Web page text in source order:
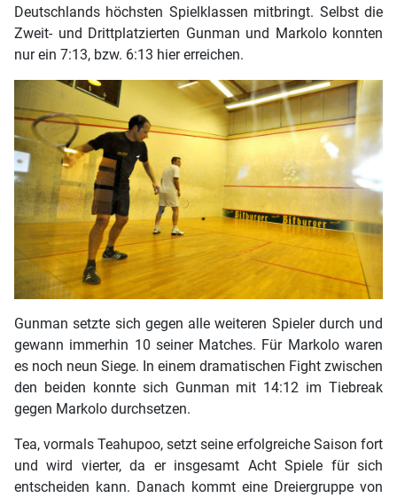
Deutschlands höchsten Spielklassen mitbringt. Selbst die
Zweit- und Drittplatzierten Gunman und Markolo konnten
nur ein 7:13, bzw. 6:13 hier erreichen.
Gunman setzte sich gegen alle weiteren Spieler durch und
gewann immerhin 10 seiner Matches. Für Markolo waren
es noch neun Siege. In einem dramatischen Fight zwischen
den beiden konnte sich Gunman mit 14:12 im Tiebreak
gegen Markolo durchsetzen.
Tea, vormals Teahupoo, setzt seine erfolgreiche Saison fort
und wird vierter, da er insgesamt Acht Spiele für sich
entscheiden kann. Danach kommt eine Dreiergruppe von